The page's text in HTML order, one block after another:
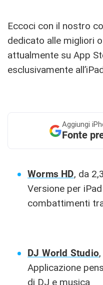
Eccoci con il nostro
dedicato alle migliori
attualmente su App
esclusivamente
Aggiungi
Fonte
Worms HD, da
Versione per
combattimenti
DJ World Studio
Applicazione
di DJ e musica